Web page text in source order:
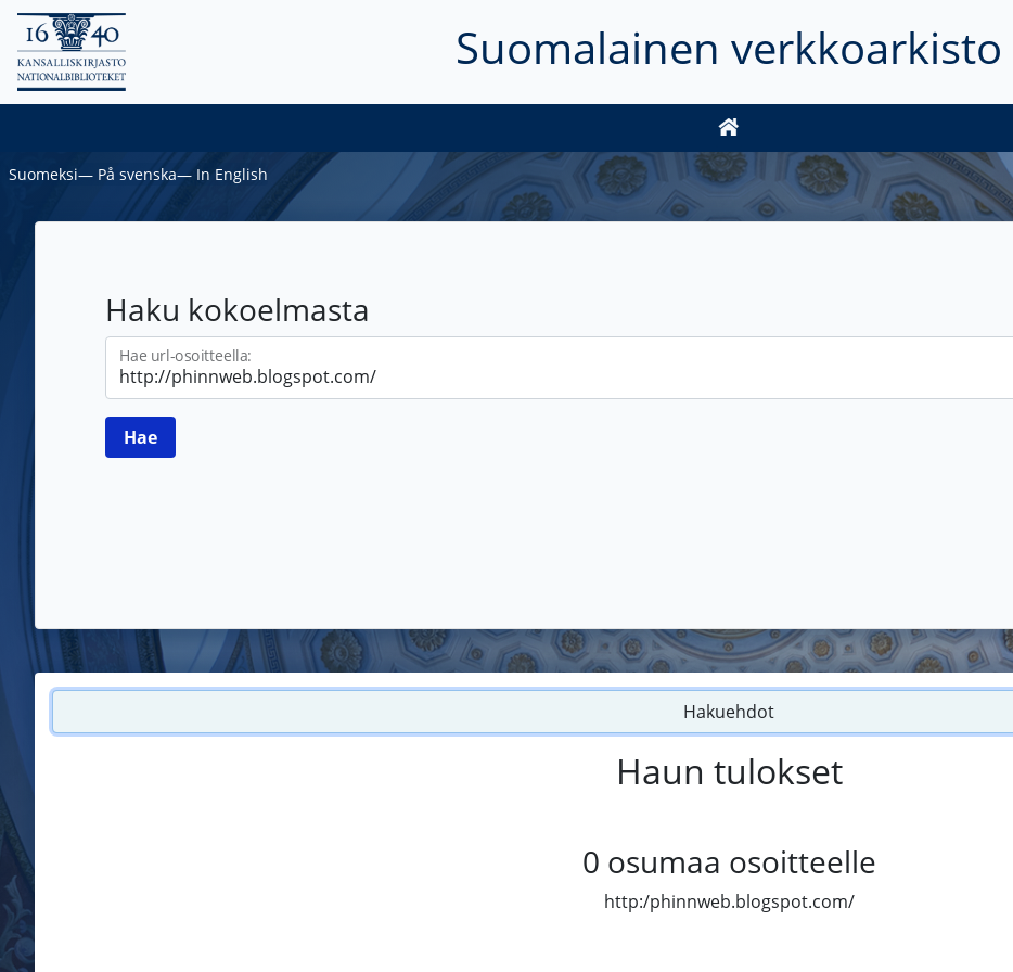
Suomalainen verkkoarkisto
Suomeksi― På svenska― In English
Haku kokoelmasta
Hae url-osoitteella:
Hakuehdot
Haun tulokset
0 osumaa osoitteelle
http:/phinnweb.blogspot.com/